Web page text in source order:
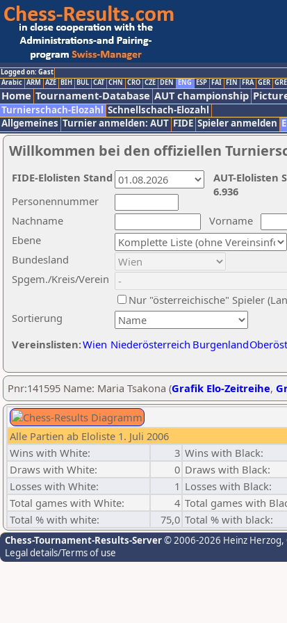
Logged on: Gast
Arabic ARM AZE BIH BUL CAT CHN CRO CZE DEN ENG ESP FAI FIN FRA GER GRE
Home Tournament-Database AUT championship
Turnierschach-Elozahl Schnellschach-Elozahl
Allgemeines Turnier anmelden: AUT FIDE Spieler anmelden
Willkommen bei den offiziellen
Nachname
Vorname
Ebene
Sortierung
Personennummer
Bundesland
Spgem./Kreis/Verein
Nur "österreichische" Spieler
Vereinslisten:Wien Niederösterreich Burgenland
AUT-Elolisten
6.936
FIDE-Elolisten Stand
Pnr:141595 Name: Maria Tsakona (Grafik Elo-Zeitreihe,
Alle Partien ab Eloliste 1. Juli 2006
Wins with White:
3 Wins with Black:
Draws with White:
0 Draws with Black:
Losses with White:
1 Losses with Black:
Total games with White:
4 Total games with
Total % with white:
75,0 Total % with black:
Chess-Tournament-Results-Server© 2006-2026 Heinz Herzog,
Legal details/Terms of use